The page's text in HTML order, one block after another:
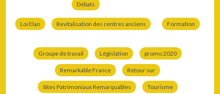
Débats
Loi Elan Revitalisation des centres anciens Formation
Groupe de travail Législation promo 2020
Remarkable France Retour sur
Sites Patrimoniaux Remarquables Tourisme